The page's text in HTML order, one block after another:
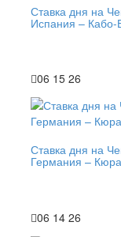
Ставка дня на
Испания – Кабо-
06 15 26
Ставка дня на
Германия –
06 14 26